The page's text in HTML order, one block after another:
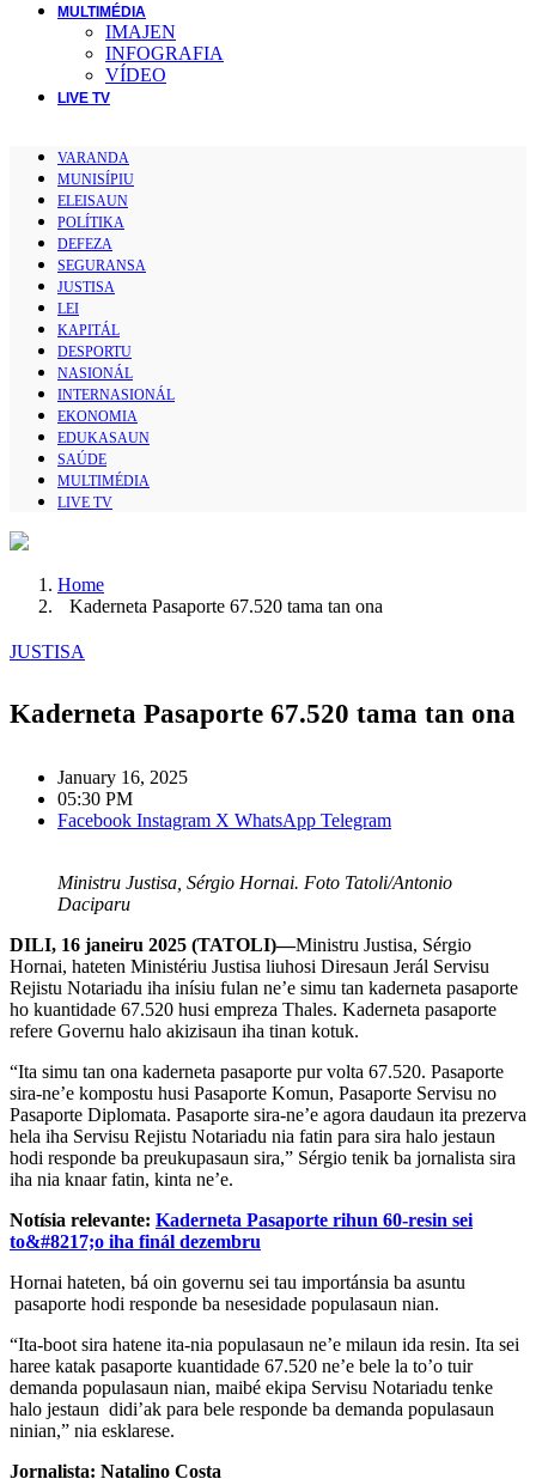
MULTIMÉDIA
IMAJEN
INFOGRAFIA
VÍDEO
LIVE TV
VARANDA
MUNISÍPIU
ELEISAUN
POLÍTIKA
DEFEZA
SEGURANSA
JUSTISA
LEI
KAPITÁL
DESPORTU
NASIONÁL
INTERNASIONÁL
EKONOMIA
EDUKASAUN
SAÚDE
MULTIMÉDIA
LIVE TV
Home
Kaderneta Pasaporte 67.520 tama tan ona
JUSTISA
Kaderneta Pasaporte 67.520 tama tan ona
January 16, 2025
05:30 PM
Facebook Instagram X WhatsApp Telegram
Ministru Justisa, Sérgio Hornai. Foto Tatoli/Antonio
Daciparu
DILI, 16 janeiru 2025 (TATOLI)—Ministru Justisa, Sérgio
Hornai, hateten Ministériu Justisa liuhosi Diresaun Jerál Servisu
Rejistu Notariadu iha inísiu fulan ne’e simu tan kaderneta pasaporte
ho kuantidade 67.520 husi empreza Thales. Kaderneta pasaporte
refere Governu halo akizisaun iha tinan kotuk.
“Ita simu tan ona kaderneta pasaporte pur volta 67.520. Pasaporte
sira-ne’e kompostu husi Pasaporte Komun, Pasaporte Servisu no
Pasaporte Diplomata. Pasaporte sira-ne’e agora daudaun ita prezerva
hela iha Servisu Rejistu Notariadu nia fatin para sira halo jestaun
hodi responde ba preukupasaun sira,” Sérgio tenik ba jornalista sira
iha nia knaar fatin, kinta ne’e.
Notísia relevante: Kaderneta Pasaporte rihun 60-resin sei
to&#8217;o iha finál dezembru
Hornai hateten, bá oin governu sei tau importánsia ba asuntu
pasaporte hodi responde ba nesesidade populasaun nian.
“Ita-boot sira hatene ita-nia populasaun ne’e milaun ida resin. Ita sei
haree katak pasaporte kuantidade 67.520 ne’e bele la to’o tuir
demanda populasaun nian, maibé ekipa Servisu Notariadu tenke
halo jestaun didi’ak para bele responde ba demanda populasaun
ninian,” nia esklarese.
Jornalista: Natalino Costa